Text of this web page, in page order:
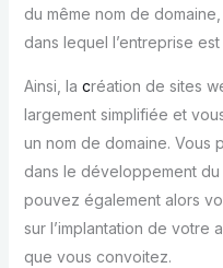
du même nom de
dans lequel l’entreprise
Ainsi, la création de sites
largement simplifiée et
un nom de domaine. Vous
dans le développement
pouvez également alors
sur l’implantation de votre
que vous convoitez.